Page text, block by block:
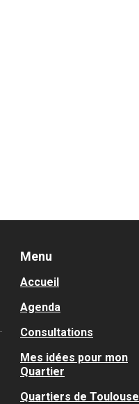
Menu
Accueil
Agenda
Consultations
Mes idées pour mon
Quartier
Quartiers de Toulouse